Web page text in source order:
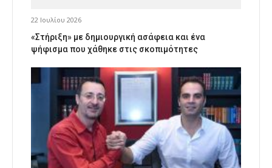
22 Ιουλίου 2026
«Στήριξη» με δημιουργική ασάφεια και ένα
ψήφισμα που χάθηκε στις σκοπιμότητες